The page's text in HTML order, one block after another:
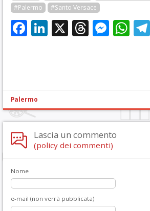
#Palermo
#Santo Versace
Facebook
LinkedIn
X Threads
Palermo
Lascia un commento
(policy dei commenti)
Nome
e-mail (non verrà pubblicata)